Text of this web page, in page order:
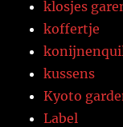
klosjes
koffertje
kussens
Kyoto
Label